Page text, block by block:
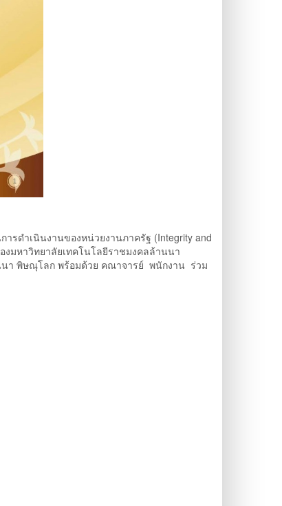
รดำเนินงานของหน่วยงานภาครัฐ (Integrity and
งมหาวิทยาลัยเทคโนโลยีราชมงคลล้านนา
า พิษณุโลก พร้อมด้วย คณาจารย์ พนักงาน ร่วม